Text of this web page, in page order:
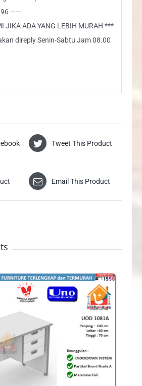
——
JIKA ADA YANG LEBIH MURAH ***
direply Senin-Sabtu Jam 08.00
Tweet This Product
Email This Product